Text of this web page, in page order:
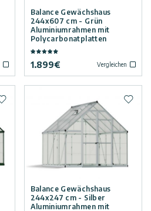
Balance Gewächshaus
244x607 cm - Grün
Aluminiumrahmen mit
Polycarbonatplatten
1.899€ Vergleichen
Zur Wunschliste hinzufügen
Balance Gewächshaus
244x247 cm - Silber
Aluminiumrahmen mit
Zur